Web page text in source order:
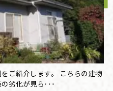
ご紹介します。 こちらの建物
劣化が見ら･･･